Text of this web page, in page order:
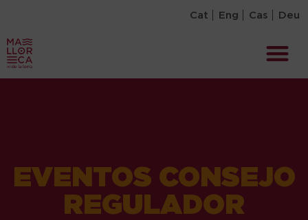
Cat Eng Cas Deu
EVENTOS CONSEJO
REGULADOR